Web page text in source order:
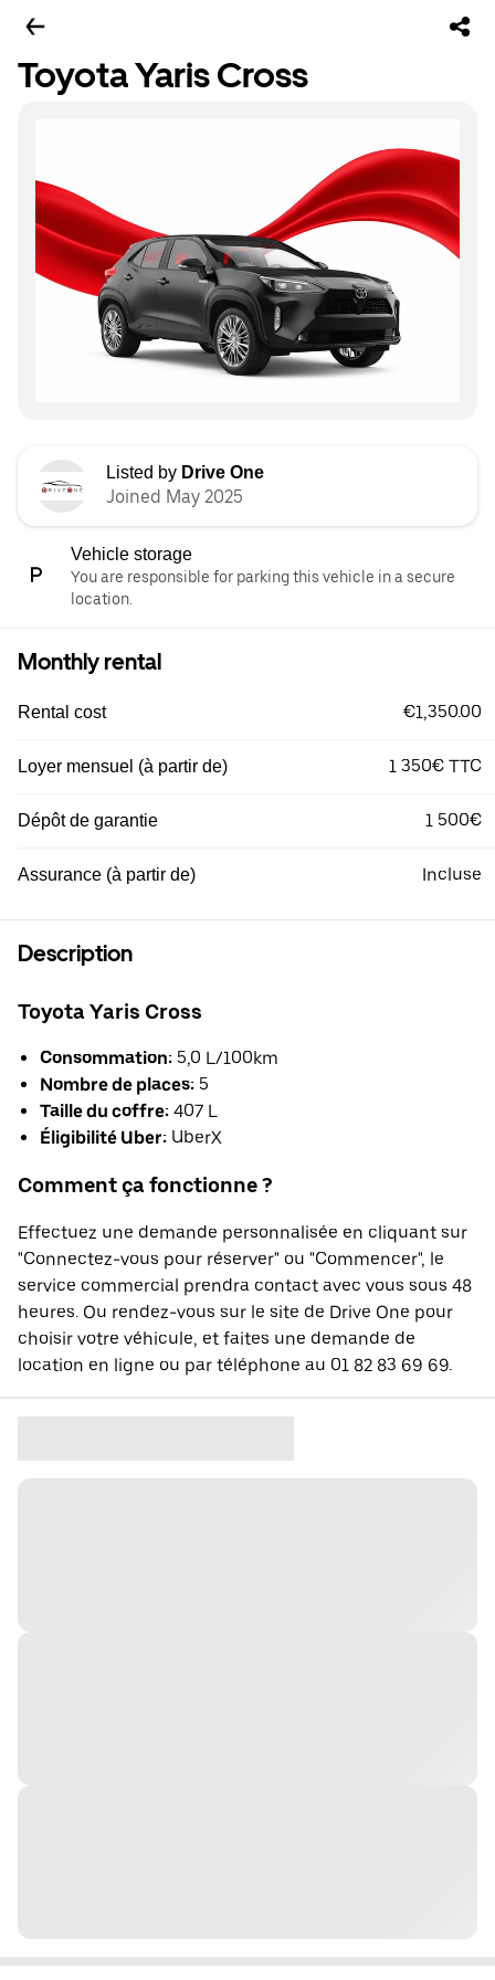
Toyota Yaris Cross
Listed by Drive One
Joined May 2025
Vehicle storage
You are responsible for parking this vehicle in a secure
location.
Monthly rental
Rental cost €1,350.00
Loyer mensuel (à partir de) 1 350€ TTC
Dépôt de garantie 1 500€
Assurance (à partir de) Incluse
Description
Toyota Yaris Cross
Consommation: 5,0 L/100km
Nombre de places: 5
Taille du coffre: 407 L
Éligibilité Uber: UberX
Comment ça fonctionne ?
Effectuez une demande personnalisée en cliquant sur
"Connectez-vous pour réserver" ou "Commencer", le
service commercial prendra contact avec vous sous 48
heures. Ou rendez-vous sur le site de Drive One pour
choisir votre véhicule, et faites une demande de
location en ligne ou par téléphone au 01 82 83 69 69.